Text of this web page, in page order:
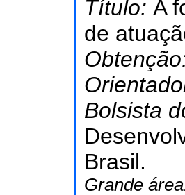
Título: A
de
Bolsista
Brasil.
Grande